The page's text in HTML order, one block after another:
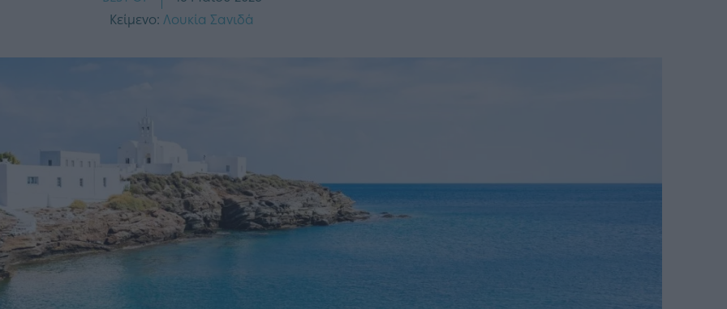
Κείμενο: Λουκία Σανιδά